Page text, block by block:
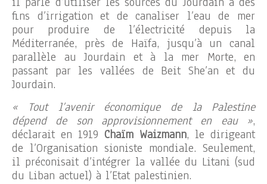
fins d’irrigation et de canaliser l’eau de mer
pour produire de l’électricité depuis la
Méditerranée, près de Haïfa, jusqu’à un canal
parallèle au Jourdain et à la mer Morte, en
passant par les vallées de Beit She’an et du
Jourdain.
« Tout l’avenir économique de la Palestine
dépend de son approvisionnement en eau »,
déclarait en 1919 Chaïm Waizmann, le dirigeant
de l’Organisation sioniste mondiale. Seulement,
il préconisait d’intégrer la vallée du Litani (sud
du Liban actuel) à l’Etat palestinien.